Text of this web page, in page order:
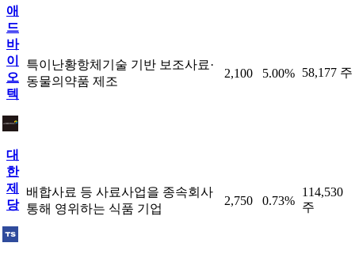
애
드
바
이
오
텍
특이난황항체기술 기반 보조사료·
동물의약품 제조
2,100 5.00% 58,177 주
대
한
제
당
배합사료 등 사료사업을 종속회사
통해 영위하는 식품 기업
2,750 0.73%
114,530
주